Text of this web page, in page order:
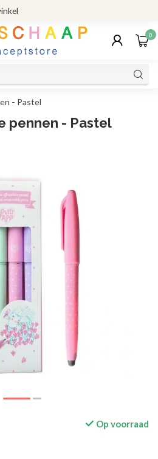
0
- Pastel
pennen - Pastel
Op voorraad